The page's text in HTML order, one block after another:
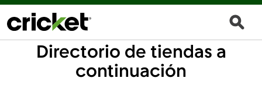
Directorio de tiendas a
continuación